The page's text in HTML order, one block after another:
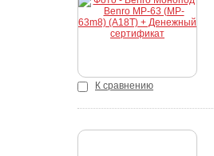
К сравнению